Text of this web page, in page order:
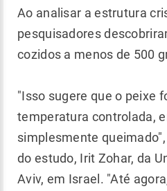
Ao analisar a estrutura
pesquisadores
cozidos a menos de 500
"Isso sugere que o peixe
temperatura controlada,
simplesmente
do estudo, Irit Zohar, da
Aviv, em Israel. "Até